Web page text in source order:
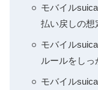
モバイル
払い戻しの想
モバイル
ルールをしっ
モバイル